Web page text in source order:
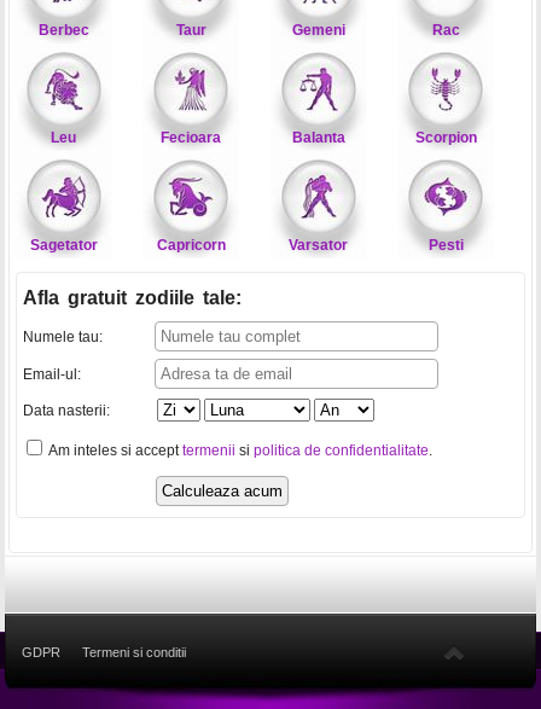
Berbec Taur Gemeni Rac
Leu Fecioara Balanta Scorpion
Sagetator Capricorn Varsator Pesti
Afla gratuit zodiile tale:
Numele tau:
Email-ul:
Data nasterii:
Am inteles si accepttermenii si politica de confidentialitate
GDPR Termeni si conditii